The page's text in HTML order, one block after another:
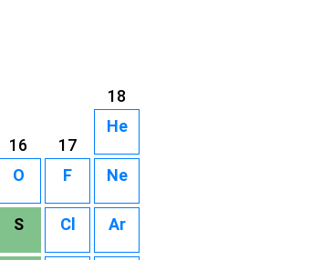
18
16 17
He
O F Ne
S Cl Ar